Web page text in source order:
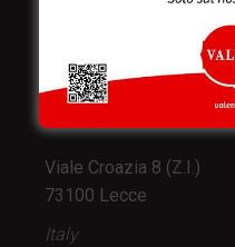
Stabilimento
e produzione:
Viale Croazia 8 (Z.I.)
73100 Lecce
Italy